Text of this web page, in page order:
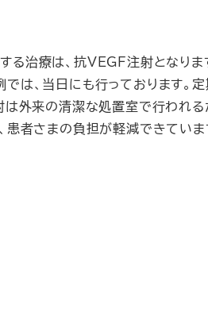
治療は、抗VEGF注射となりま
は、当日にも行っております
来の清潔な処置室で行われる
患者さまの負担が軽減できていま